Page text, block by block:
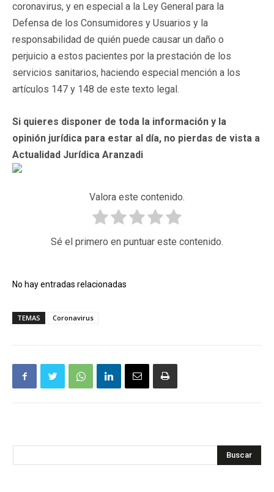
coronavirus, y en especial a la Ley General para la
Defensa de los Consumidores y Usuarios y la
responsabilidad de quién puede causar un daño o
perjuicio a estos pacientes por la prestación de los
servicios sanitarios, haciendo especial mención a los
artículos 147 y 148 de este texto legal.
Si quieres disponer de toda la información y la
opinión jurídica para estar al día, no pierdas de vista a
Actualidad Jurídica Aranzadi
Valora este contenido.
Sé el primero en puntuar este contenido.
No hay entradas relacionadas
TEMAS Coronavirus
Buscar